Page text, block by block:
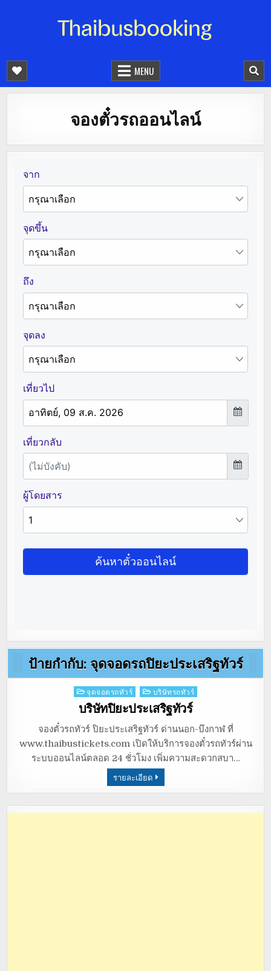
จองตั๋วรถออนไลน์ 24 ชั่วโมง
MENU
จองตั๋วรถออนไลน์
ป้ายกำกับ: จุดจอดรถปิยะประเสริฐทัวร์
Posted
in
จุดจอดรถทัวร์ บริษัทรถทัวร์
บริษัทปิยะประเสริฐทัวร์
จองตั๋วรถทัวร์ ปิยะประเสริฐทัวร์ ด่านนอก-บึงกาฬ ที่
www.thaibustickets.com เปิดให้บริการจองตั๋วรถทัวร์ผ่าน
ระบบออนไลน์ตลอด 24 ชั่วโมง เพิ่มความสะดวกสบา…
รายละเอียด